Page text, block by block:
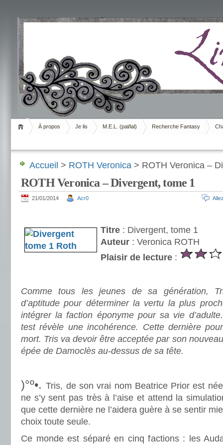
Livrement
À propos Je lis M.E.L. (pal/lal) Recherche Fantasy
Accueil > ROTH Veronica > ROTH Veronica –
ROTH Veronica – Divergent, tome 1
21/01/2014 Acr0
Titre : Divergent, tome 1
Auteur : Veronica ROTH
Plaisir de lecture :
Comme tous les jeunes de sa génération,
d’aptitude pour déterminer la vertu la plus
intégrer la faction éponyme pour sa vie
test révèle une incohérence. Cette dernière
mort. Tris va devoir être acceptée par son
épée de Damoclès au-dessus de sa tête.
)°º•.Tris, de son vrai nom Beatrice Prior est
ne s’y sent pas très à l’aise et attend la
que cette dernière ne l’aidera guère à se sentir
choix toute seule.
Ce monde est séparé en cinq factions : les